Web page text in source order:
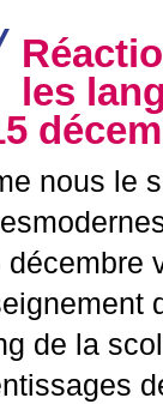
les
nous le
décembre
de la